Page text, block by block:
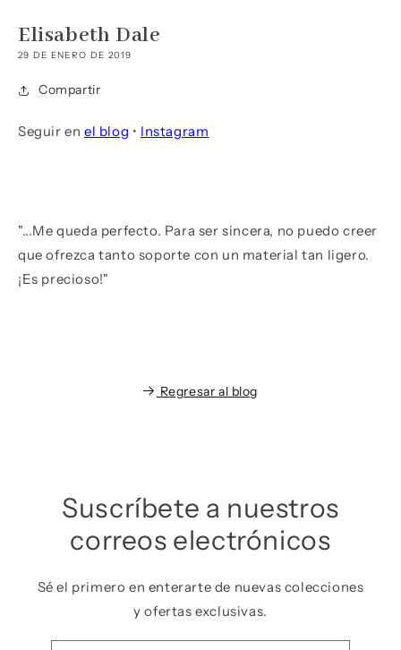
Elisabeth Dale
29 DE ENERO DE 2019
Compartir
Seguir en el blog • Instagram
"...Me queda perfecto. Para ser sincera, no puedo creer
que ofrezca tanto soporte con un material tan ligero.
¡Es precioso!"
Regresar al blog
Suscríbete a nuestros
correos electrónicos
Sé el primero en enterarte de nuevas colecciones
y ofertas exclusivas.